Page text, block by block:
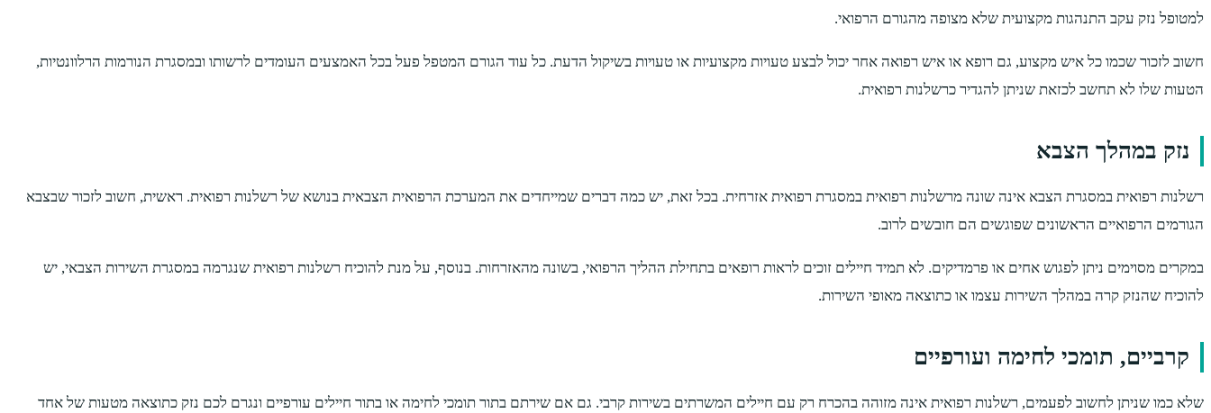
למטופל נזק עקב התנהגות מקצועית שלא מצופה מהגורם הרפואי.
חשוב לזכור שכמו כל איש מקצוע, גם רופא או איש רפואה אחר יכול לבצע טעויות מקצועיות או טעויות בשיקול הדעת. כל עוד הגורם המטפל פעל בכל האמצעים העומדים לרשותו ובמסגרת הנורמות הרלוונטיות,
הטעות שלו לא תחשב לכזאת שניתן להגדיר כרשלנות רפואית.
נזק במהלך הצבא
רשלנות רפואית במסגרת הצבא אינה שונה מרשלנות רפואית במסגרת רפואית אזרחית. בכל זאת, יש כמה דברים שמייחדים את המערכת הרפואית הצבאית בנושא של רשלנות רפואית. ראשית, חשוב לזכור שבצבא
הגורמים הרפואיים הראשונים שפוגשים הם חובשים לרוב.
במקרים מסוימים ניתן לפגוש אחים או פרמדיקים. לא תמיד חיילים זוכים לראות רופאים בתחילת ההליך הרפואי, בשונה מהאזרחות. בנוסף, על מנת להוכיח רשלנות רפואית שנגרמה במסגרת השירות הצבאי, יש
להוכיח שהנזק קרה במהלך השירות עצמו או כתוצאה מאופי השירות.
קרביים, תומכי לחימה ועורפיים
שלא כמו שניתן לחשוב לפעמים, רשלנות רפואית אינה מזוהה בהכרח רק עם חיילים המשרתים בשירות קרבי. גם אם שירתם בתור תומכי לחימה או בתור חיילים עורפיים ונגרם לכם נזק כתוצאה מטעות של אחד